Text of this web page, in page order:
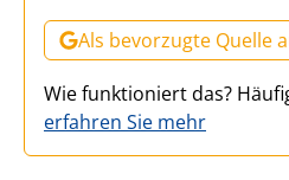
Als bevorzugte Quelle
Wie funktioniert das?
erfahren Sie mehr